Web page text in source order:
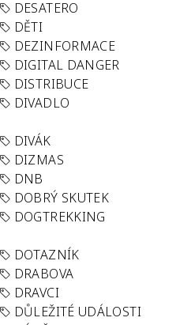
DESATERO
DĚTI
DEZINFORMACE
DIGITAL DANGER
DISTRIBUCE
DIVADLO
DIVÁK
DIZMAS
DNB
DOBRÝ SKUTEK
DOGTREKKING
DOTAZNÍK
DRABOVA
DRAVCI
DŮLEŽITÉ UDÁLOSTI